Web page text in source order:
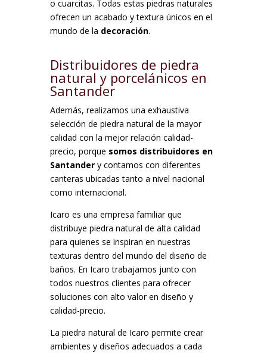
o cuarcitas. Todas estas piedras naturales
ofrecen un acabado y textura únicos en el
mundo de la decoración.
Distribuidores de piedra
natural y porcelánicos en
Santander
Además, realizamos una exhaustiva
selección de piedra natural de la mayor
calidad con la mejor relación calidad-
precio, porque somos distribuidores en
Santander y contamos con diferentes
canteras ubicadas tanto a nivel nacional
como internacional.
Icaro es una empresa familiar que
distribuye piedra natural de alta calidad
para quienes se inspiran en nuestras
texturas dentro del mundo del diseño de
baños. En Icaro trabajamos junto con
todos nuestros clientes para ofrecer
soluciones con alto valor en diseño y
calidad-precio.
La piedra natural de Icaro permite crear
ambientes y diseños adecuados a cada